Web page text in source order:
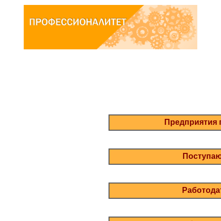
Предприятия